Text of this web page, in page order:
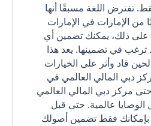
تفترض اللغة مسبقًا أنها
من الإمارات في الإمارات
على ذلك، يمكنك تضمين أي
في تضمينها. يعد هذا
قاد وأثر على الخيارات
دبي المالي العالمي في
مركز دبي المالي العالمي
عالمية. حتى قبل
فقط تضمين أصولك